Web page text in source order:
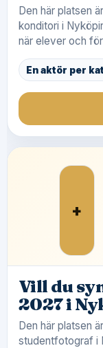
Den här platsen
konditori i
när elever och
En aktör per
+
Vill du
2027 i
Den här platsen
studentfotograf i